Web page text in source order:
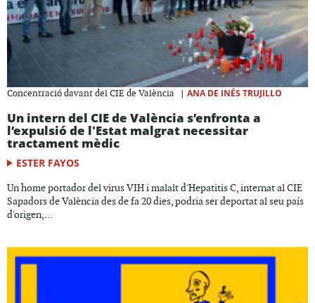
Concentració davant del CIE de València | ANA DE INÉS TRUJILLO
Un intern del CIE de València s’enfronta a
l’expulsió de l'Estat malgrat necessitar
tractament mèdic
ESTER FAYOS
Un home portador del virus VIH i malalt d'Hepatitis C, internat al CIE
Sapadors de València des de fa 20 dies, podria ser deportat al seu país
d'origen,...